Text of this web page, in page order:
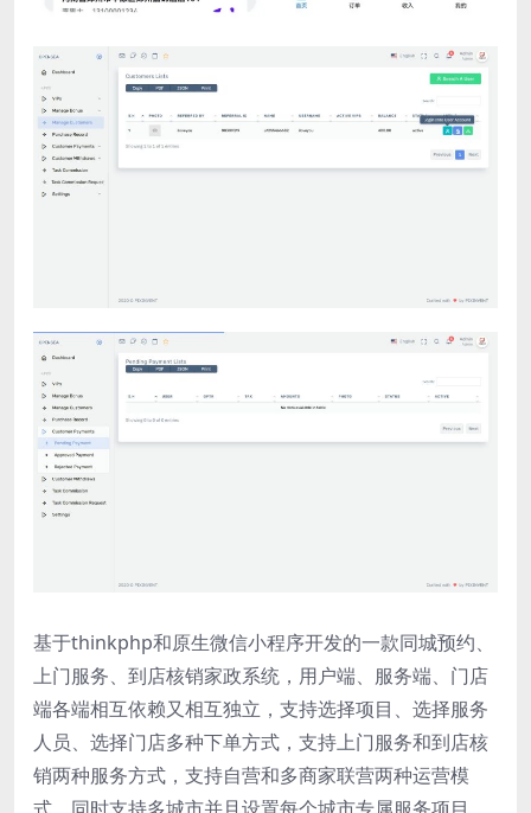
基于thinkphp和原生微信小程序开发的一款同城预约、
上门服务、到店核销家政系统，用户端、服务端、门店
端各端相互依赖又相互独立，支持选择项目、选择服务
人员、选择门店多种下单方式，支持上门服务和到店核
销两种服务方式，支持自营和多商家联营两种运营模